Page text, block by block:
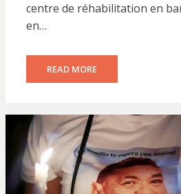
centre de réhabilitation en
en…
READ MORE